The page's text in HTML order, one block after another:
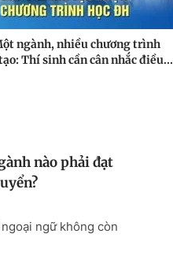
ngành, nhiều chương trình
Thí sinh cần cân nhắc điều...
nào phải đạt
ngữ không còn